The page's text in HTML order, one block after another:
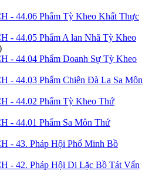
44.06 Phẩm Tỳ Kheo Khất Thực
44.05 Phẩm A lan Nhã Tỳ Kheo
44.04 Phẩm Doanh Sự Tỳ Kheo
44.03 Phẩm Chiên Đà La Sa Môn
- 44.02 Phẩm Tỳ Kheo Thứ
44.01 Phẩm Sa Môn Thứ
- 43. Pháp Hội Phổ Minh Bồ
- 42. Pháp Hội Di Lặc Bồ Tát Vấn